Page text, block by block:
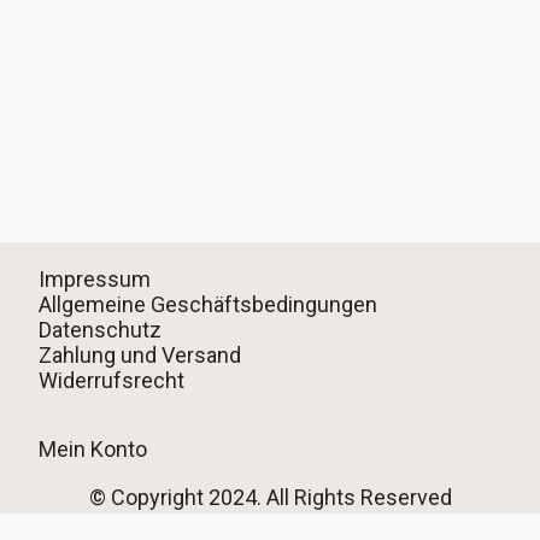
Impressum
Allgemeine Geschäftsbedingungen
Datenschutz
Zahlung und Versand
Widerrufsrecht
Mein Konto
© Copyright 2024. All Rights Reserved